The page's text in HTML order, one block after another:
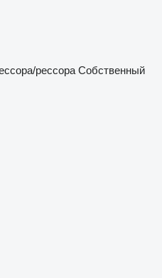
рессора Собственный